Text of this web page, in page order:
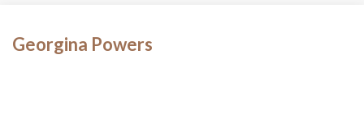
Georgina Powers